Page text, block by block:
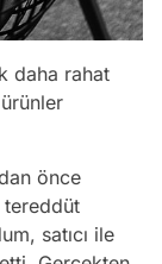
daha rahat
önce
tereddüt
satıcı ile